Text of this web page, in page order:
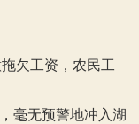
欠工资，农民工
毫无预警地冲入湖